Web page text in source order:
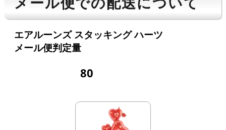
エアルーンズ スタッキング ハーツ
メール便判定量
80